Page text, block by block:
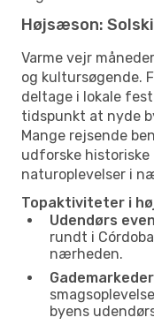
Højsæson:
Varme vejr
og kultursøgende.
deltage i lokale
tidspunkt at nyde
Mange rejsende
udforske
naturoplevelser i
Topaktiviteter i
Udendørs
rundt i
nærheden.
byens